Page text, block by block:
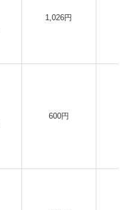
1,026円
600円